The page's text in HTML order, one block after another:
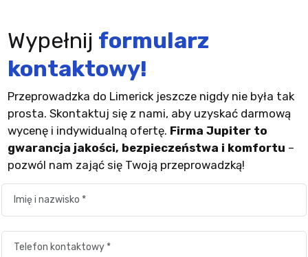
Wypełnij formularz
kontaktowy!
Przeprowadzka do Limerick jeszcze nigdy nie była tak
prosta. Skontaktuj się z nami, aby uzyskać darmową
wycenę i indywidualną ofertę. Firma Jupiter to
gwarancja jakości, bezpieczeństwa i komfortu –
pozwól nam zająć się Twoją przeprowadzką!